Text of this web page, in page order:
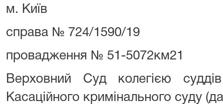
м. Київ
справа № 724/1590/19
провадження № 51-5072км21
Верховний Суд колегією
Касаційного кримінального суду